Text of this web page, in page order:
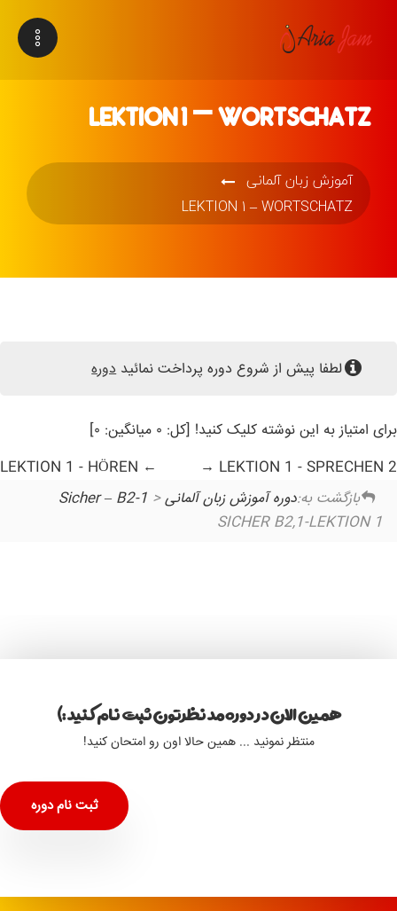
LEKTION 1 – WORTSCHATZ
آموزش زبان آلمانی
LEKTION 1 – WORTSCHATZ
لطفا پیش از شروع دوره پرداخت نمائیددوره
برای امتیاز به این نوشته کلیک کنید! [کل: ۰ میانگین: ۰]
LEKTION 1 - SPRECHEN 2
بازگشت به:دوره آموزش زبان آلمانی Sicher – B2-1>
SICHER B2,1-LEKTION 1
همین الان در دوره مد نظرتون ثبت نام کنید :)
منتظر نمونید ... همین حالا اون رو امتحان کنید!
ثبت نام دوره